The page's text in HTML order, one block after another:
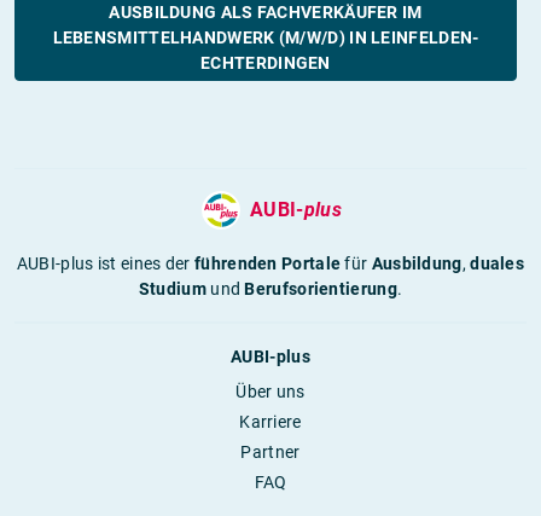
AUSBILDUNG ALS FACHVERKÄUFER IM
LEBENSMITTELHANDWERK (M/W/D) IN LEINFELDEN-
ECHTERDINGEN
AUBI-plus
AUBI-plus ist eines derführenden Portalefür Ausbildung,duales
StudiumundBerufsorientierung.
AUBI-plus
Über uns
Karriere
Partner
FAQ